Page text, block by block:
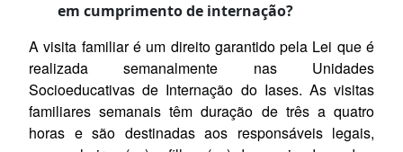
em cumprimento de internação?
A visita familiar é um direito garantido pela Lei que é
realizada semanalmente nas Unidades
Socioeducativas de Internação do Iases. As visitas
familiares semanais têm duração de três a quatro
horas e são destinadas aos responsáveis legais,